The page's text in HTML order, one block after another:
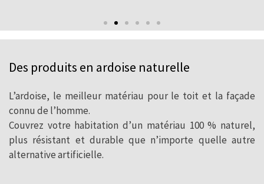
Des produits en ardoise naturelle
L’ardoise, le meilleur matériau pour le toit et la façade
connu de l’homme.
Couvrez votre habitation d’un matériau 100 % naturel,
plus résistant et durable que n’importe quelle autre
alternative artificielle.